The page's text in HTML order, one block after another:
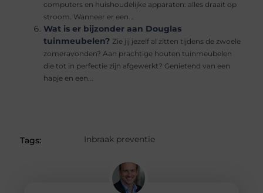
computers en huishoudelijke apparaten: alles draait op
stroom. Wanneer er een...
Wat is er bijzonder aan Douglas
tuinmeubelen? Zie jij jezelf al zitten tijdens de zwoele
zomeravonden? Aan prachtige houten tuinmeubelen
die tot in perfectie zijn afgewerkt? Genietend van een
hapje en een...
Tags: Inbraak preventie